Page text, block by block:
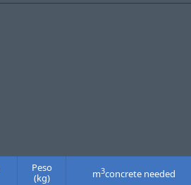
Peso
(kg)
m3concrete needed